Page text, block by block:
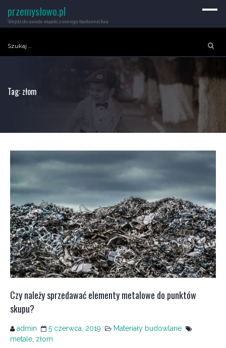
Szukaj:
przemysłowo.pl
Wejdź do świata współczesnego budownictwa
Tag: złom
Czy należy sprzedawać elementy metalowe do punktów
skupu?
admin 5 czerwca, 2019
Materiały budowlane
metale, złom